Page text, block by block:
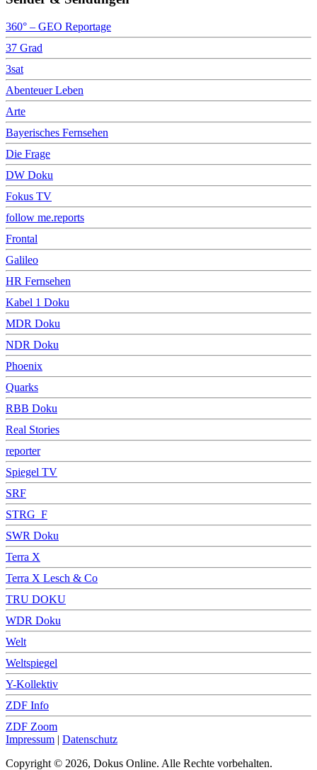
360° – GEO Reportage
37 Grad
3sat
Abenteuer Leben
Arte
Bayerisches Fernsehen
Die Frage
DW Doku
Fokus TV
follow me.reports
Frontal
Galileo
HR Fernsehen
Kabel 1 Doku
MDR Doku
NDR Doku
Phoenix
Quarks
RBB Doku
Real Stories
reporter
Spiegel TV
SRF
STRG_F
SWR Doku
Terra X
Terra X Lesch & Co
TRU DOKU
WDR Doku
Welt
Weltspiegel
Y-Kollektiv
ZDF Info
ZDF Zoom
Impressum | Datenschutz
Copyright © 2026, Dokus Online. Alle Rechte vorbehalten.